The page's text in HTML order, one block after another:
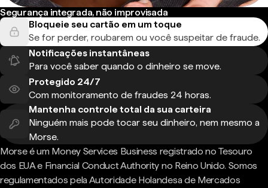
Segurança integrada, não improvisada
Bloqueie seu cartão em um toque
Se for perder, roubarem ou você suspeitar de fraude.
Notificações instantâneas
Para você saber quando o dinheiro se move.
Protegido 24/7
Com monitoramento de fraudes 24 horas.
Mantenha controle total da sua carteira
Ninguém mais pode tocar seu dinheiro, nem mesmo a
Morse.
Morse é um Money Services Business registrado no Tesouro
dos EUA e Financial Conduct Authority no Reino Unido. Somos
regulamentados pela Autoridade Holandesa de Mercados